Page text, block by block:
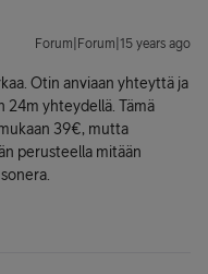
Forum|Forum|15 years ago
Otin anviaan yhteyttä ja
24m yhteydellä. Tämä
39€, mutta
perusteella mitään